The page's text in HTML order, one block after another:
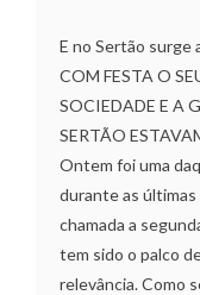
E no Sertão surge
COM FESTA O
SOCIEDADE E A
SERTÃO
Ontem foi uma
durante as últimas
chamada a
tem sido o palco
relevância. Como